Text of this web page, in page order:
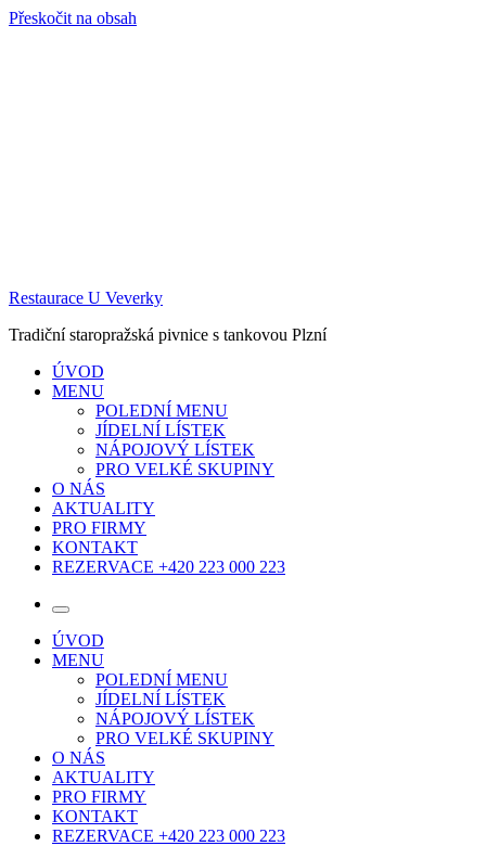
Přeskočit na obsah
Restaurace U Veverky
Tradiční staropražská pivnice s tankovou Plzní
ÚVOD
MENU
POLEDNÍ MENU
JÍDELNÍ LÍSTEK
NÁPOJOVÝ LÍSTEK
PRO VELKÉ SKUPINY
O NÁS
AKTUALITY
PRO FIRMY
KONTAKT
REZERVACE +420 223 000 223
ÚVOD
MENU
POLEDNÍ MENU
JÍDELNÍ LÍSTEK
NÁPOJOVÝ LÍSTEK
PRO VELKÉ SKUPINY
O NÁS
AKTUALITY
PRO FIRMY
KONTAKT
REZERVACE +420 223 000 223